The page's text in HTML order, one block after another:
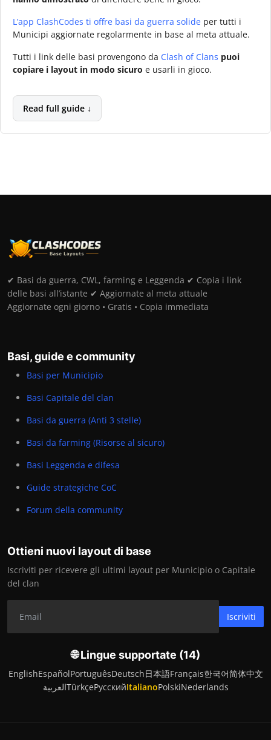
L’app ClashCodes ti offre basi da guerra solide per tutti i
Municipi aggiornate regolarmente in base al meta attuale.
Tutti i link delle basi provengono da Clash of Clans puoi
copiare i layout in modo sicuro e usarli in gioco.
Read full guide ↓
✔ Basi da guerra, CWL, farming e Leggenda ✔ Copia i link
delle basi all’istante ✔ Aggiornate al meta attuale
Aggiornate ogni giorno • Gratis • Copia immediata
Basi, guide e community
Basi per Municipio
Basi Capitale del clan
Basi da guerra (Anti 3 stelle)
Basi da farming (Risorse al sicuro)
Basi Leggenda e difesa
Guide strategiche CoC
Forum della community
Ottieni nuovi layout di base
Iscriviti per ricevere gli ultimi layout per Municipio o Capitale
del clan
Iscriviti
🌐 Lingue supportate (14)
EnglishEspañolPortuguêsDeutsch日本語Français한국어简体中文
العربيةTürkçeРусскийItalianoPolskiNederlands